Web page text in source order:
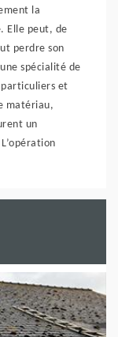
la
Elle peut, de
perdre son
spécialité de
particuliers et
matériau,
un